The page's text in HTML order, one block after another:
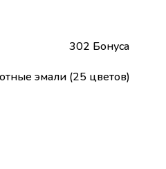
302 Бонуса
эмали (25 цветов)